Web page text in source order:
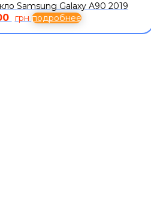
Samsung Galaxy A90 2019
грн подробнее